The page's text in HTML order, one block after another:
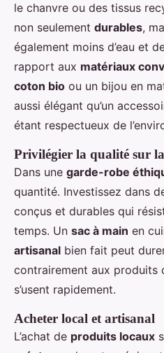
le chanvre ou des tissus
non seulement durables,
également moins d’eau et
rapport aux matériaux
coton bio ou un bijou en
aussi élégant qu’un
étant respectueux de
Privilégier la qualité sur
Dans une garde-robe
quantité. Investissez dans
conçus et durables qui
temps. Un sac à main en
artisanal bien fait peut
contrairement aux produits
s’usent rapidement.
Acheter local et artisanal
L’achat de produits locaux